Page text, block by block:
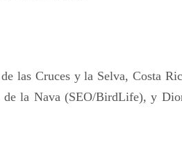
las Cruces y la Selva, Costa
la Nava (SEO/BirdLife), y